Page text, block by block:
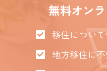
無料オン
移住につい
地方移住に